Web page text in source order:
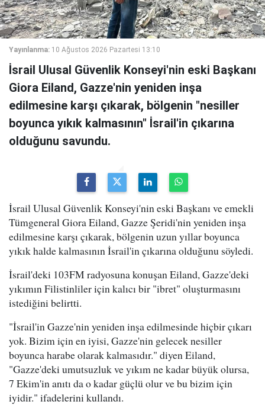
Yayınlanma: 10 Ağustos 2026 Pazartesi 13:10
İsrail Ulusal Güvenlik Konseyi'nin eski Başkanı
Giora Eiland, Gazze'nin yeniden inşa
edilmesine karşı çıkarak, bölgenin "nesiller
boyunca yıkık kalmasının" İsrail'in çıkarına
olduğunu savundu.
İsrail Ulusal Güvenlik Konseyi'nin eski Başkanı ve emekli
Tümgeneral Giora Eiland, Gazze Şeridi'nin yeniden inşa
edilmesine karşı çıkarak, bölgenin uzun yıllar boyunca
yıkık halde kalmasının İsrail'in çıkarına olduğunu söyledi.
İsrail'deki 103FM radyosuna konuşan Eiland, Gazze'deki
yıkımın Filistinliler için kalıcı bir "ibret" oluşturmasını
istediğini belirtti.
"İsrail'in Gazze'nin yeniden inşa edilmesinde hiçbir çıkarı
yok. Bizim için en iyisi, Gazze'nin gelecek nesiller
boyunca harabe olarak kalmasıdır." diyen Eiland,
"Gazze'deki umutsuzluk ve yıkım ne kadar büyük olursa,
7 Ekim'in anıtı da o kadar güçlü olur ve bu bizim için
iyidir." ifadelerini kullandı.